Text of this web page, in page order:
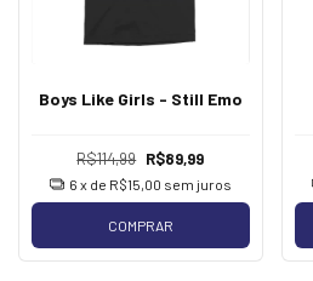
Boys Like Girls - Still Emo
R$114,99 R$89,99
6 x de R$15,00 sem juros
COMPRAR